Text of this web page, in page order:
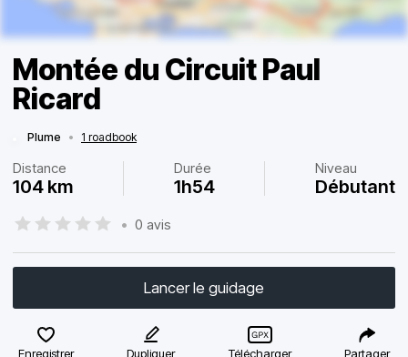
Montée du Circuit Paul
Ricard
Plume • 1 roadbook
Distance
104 km
Durée
1h54
Niveau
Débutant
• 0 avis
Lancer le guidage
Enregistrer Dupliquer Télécharger Partager